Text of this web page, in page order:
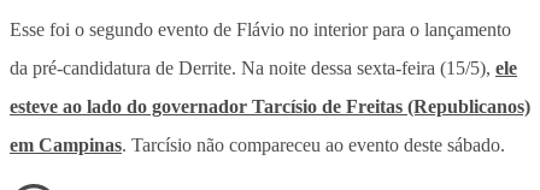
Esse foi o segundo evento de Flávio no interior para o lançamento
da pré-candidatura de Derrite. Na noite dessa sexta-feira (15/5), ele
esteve ao lado do governador Tarcísio de Freitas (Republicanos)
em Campinas. Tarcísio não compareceu ao evento deste sábado.